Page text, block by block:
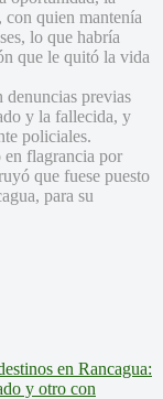
con quien mantenía
lo que habría
que le quitó la vida
previas
y la fallecida, y
policiales.
en flagrancia por
que fuese puesto
para su